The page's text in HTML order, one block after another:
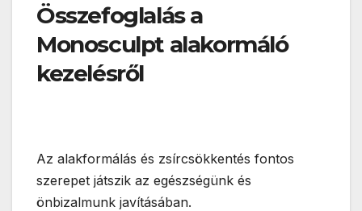
Összefoglalás a
Monosculpt alakormáló
kezelésről
Az alakformálás és zsírcsökkentés fontos
szerepet játszik az egészségünk és
önbizalmunk javításában.